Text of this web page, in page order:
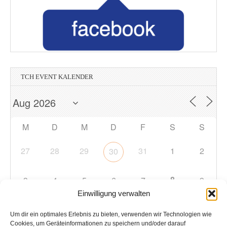
Einwilligung verwalten
Um dir ein optimales Erlebnis zu bieten, verwenden wir Technologien wie
Cookies, um Geräteinformationen zu speichern und/oder darauf
TCH EVENT KALENDER
M D M D F S S
27 28 29 30 31 1 2
3 4 5 6 7 8 9
10 11 12 13 14 15